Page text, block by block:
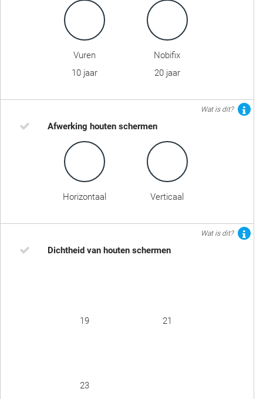
Vuren
10 jaar
Nobifix
20 jaar
Wat is dit?
Afwerking houten schermen
Horizontaal Verticaal
Wat is dit?
Dichtheid van houten schermen
19 21
23